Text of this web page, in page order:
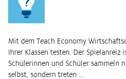
Mit dem Teach Economy
Ihrer Klassen testen. Der Spielanreiz
Schülerinnen und Schüler sammeln
selbst, sondern treten …